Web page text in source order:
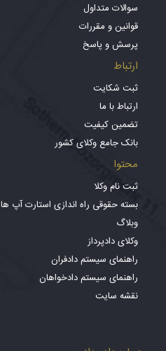
سوالات متداول
قوانین و مقررات
پرسش و پاسخ
ارتباط
ثبت شکایت
ارتباط با ما
تضمین کیفیت
بانک جامع وکلای کشور
محتوا
ثبت نام وکلا
بسته حقوقی راه اندازی استارت آپ ها
وبلاگ
وکلای دادپرداز
راهنمای سیستم دادفران
راهنمای سیستم دادخواهان
نقشه سایت